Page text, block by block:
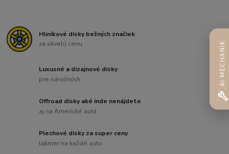
Hliníkové disky bežných značiek
za skvelú cenu
Luxusné a dizajnové disky
pre náročných
Offroad disky aké inde nenájdete
aj na Americké autá
Plechové disky za super ceny
takmer na každé auto
AI MECHANIK